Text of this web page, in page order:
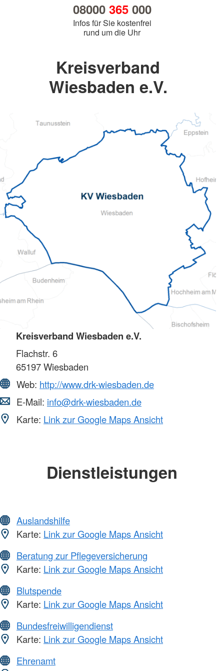
08000 365000
Infos für Sie kostenfrei
rund um die Uhr
Kreisverband
Wiesbaden e.V.
Kreisverband Wiesbaden e.V.
Flachstr. 6
65197Wiesbaden
Web: http://www.drk-wiesbaden.de
E-Mail: info@drk-wiesbaden.de
Karte: Link zur Google Maps Ansicht
Dienstleistungen
Auslandshilfe
Karte: Link zur Google Maps Ansicht
Beratung zur Pflegeversicherung
Karte: Link zur Google Maps Ansicht
Blutspende
Karte: Link zur Google Maps Ansicht
Bundesfreiwilligendienst
Karte: Link zur Google Maps Ansicht
Ehrenamt